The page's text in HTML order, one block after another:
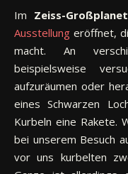
Im Zeiss-
Ausstellung eröffnet,
macht. An
beispielsweise
aufzuräumen oder
eines Schwarzen
Kurbeln eine Rakete.
bei unserem Besuch
vor uns kurbelten